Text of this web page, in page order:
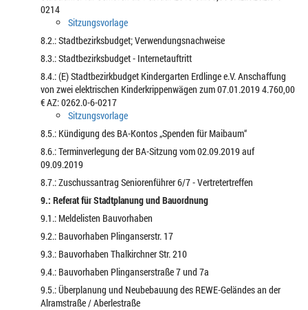
0214
Sitzungsvorlage
8.2.: Stadtbezirksbudget; Verwendungsnachweise
8.3.: Stadtbezirksbudget - Internetauftritt
8.4.: (E) Stadtbezirkbudget Kindergarten Erdlinge e.V. Anschaffung
von zwei elektrischen Kinderkrippenwägen zum 07.01.2019 4.760,00
€ AZ: 0262.0-6-0217
Sitzungsvorlage
8.5.: Kündigung des BA-Kontos „Spenden für Maibaum“
8.6.: Terminverlegung der BA-Sitzung vom 02.09.2019 auf
09.09.2019
8.7.: Zuschussantrag Seniorenführer 6/7 - Vertretertreffen
9.: Referat für Stadtplanung und Bauordnung
9.1.: Meldelisten Bauvorhaben
9.2.: Bauvorhaben Plinganserstr. 17
9.3.: Bauvorhaben Thalkirchner Str. 210
9.4.: Bauvorhaben Plinganserstraße 7 und 7a
9.5.: Überplanung und Neubebauung des REWE-Geländes an der
Alramstraße / Aberlestraße